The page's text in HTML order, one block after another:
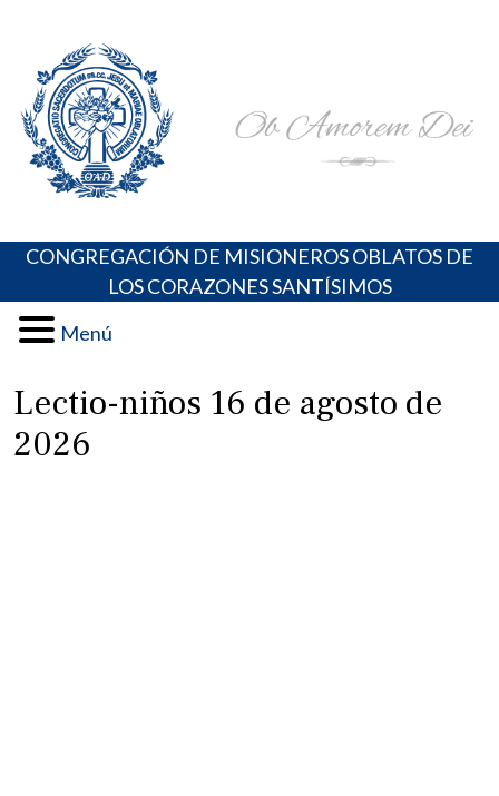
content
Portal de los Padres Oblatos. Advocaciones Marianas,
Oraciones, Música religiosa y más
CONGREGACIÓN DE MISIONEROS OBLATOS DE
LOS CORAZONES SANTÍSIMOS
Menú
Lectio-niños 16 de agosto de
2026